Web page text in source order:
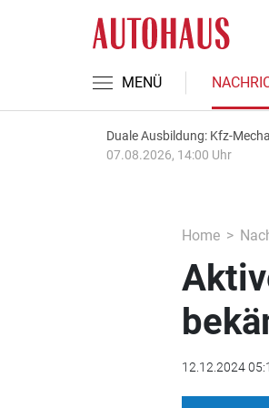
MENÜ
Duale Ausbildung: Kfz-
07.08.2026, 14:00 Uhr
Home
12.12.2024